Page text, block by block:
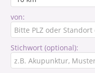
von:
Stichwort (optional):